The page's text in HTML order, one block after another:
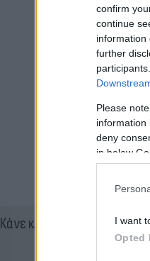
confirm
continue
information
further
Please
information
deny
in below
I want
Opted
Κάνε κλικ και δες